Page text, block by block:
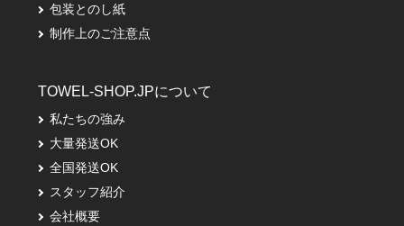
包装とのし紙
制作上のご注意点
TOWEL-SHOP.JPについて
私たちの強み
大量発送OK
全国発送OK
スタッフ紹介
会社概要